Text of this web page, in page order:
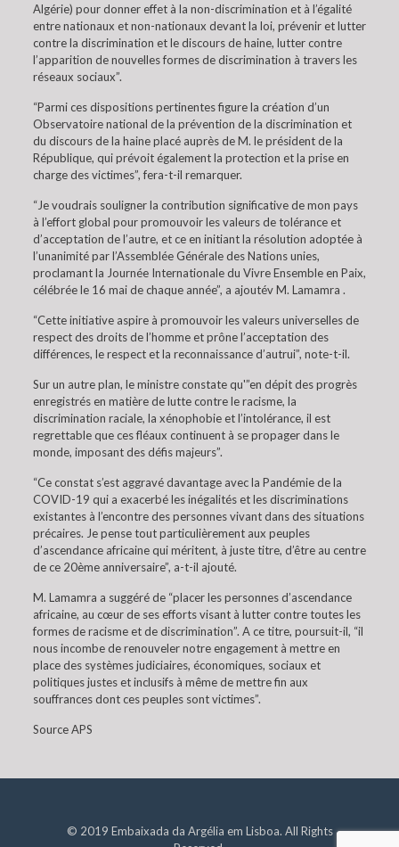
Algérie) pour donner effet à la non-discrimination et à l’égalité
entre nationaux et non-nationaux devant la loi, prévenir et lutter
contre la discrimination et le discours de haine, lutter contre
l’apparition de nouvelles formes de discrimination à travers les
réseaux sociaux”.
“Parmi ces dispositions pertinentes figure la création d’un
Observatoire national de la prévention de la discrimination et
du discours de la haine placé auprès de M. le président de la
République, qui prévoit également la protection et la prise en
charge des victimes”, fera-t-il remarquer.
“Je voudrais souligner la contribution significative de mon pays
à l’effort global pour promouvoir les valeurs de tolérance et
d’acceptation de l’autre, et ce en initiant la résolution adoptée à
l’unanimité par l’Assemblée Générale des Nations unies,
proclamant la Journée Internationale du Vivre Ensemble en Paix,
célébrée le 16 mai de chaque année”, a ajoutév M. Lamamra .
“Cette initiative aspire à promouvoir les valeurs universelles de
respect des droits de l’homme et prône l’acceptation des
différences, le respect et la reconnaissance d’autrui”, note-t-il.
Sur un autre plan, le ministre constate qu'”en dépit des progrès
enregistrés en matière de lutte contre le racisme, la
discrimination raciale, la xénophobie et l’intolérance, il est
regrettable que ces fléaux continuent à se propager dans le
monde, imposant des défis majeurs”.
“Ce constat s’est aggravé davantage avec la Pandémie de la
COVID-19 qui a exacerbé les inégalités et les discriminations
existantes à l’encontre des personnes vivant dans des situations
précaires. Je pense tout particulièrement aux peuples
d’ascendance africaine qui méritent, à juste titre, d’être au centre
de ce 20ème anniversaire”, a-t-il ajouté.
M. Lamamra a suggéré de “placer les personnes d’ascendance
africaine, au cœur de ses efforts visant à lutter contre toutes les
formes de racisme et de discrimination”. A ce titre, poursuit-il, “il
nous incombe de renouveler notre engagement à mettre en
place des systèmes judiciaires, économiques, sociaux et
politiques justes et inclusifs à même de mettre fin aux
souffrances dont ces peuples sont victimes”.
Source APS
© 2019 Embaixada da Argélia em Lisboa. All Rights